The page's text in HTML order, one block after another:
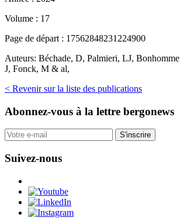
Volume : 17
Page de départ : 17562848231224900
Auteurs: Béchade, D, Palmieri, LJ,
J, Fonck, M & al,
< Revenir sur la liste des publications
Abonnez-vous à la lettre bergonews
S'inscrire
Suivez-nous